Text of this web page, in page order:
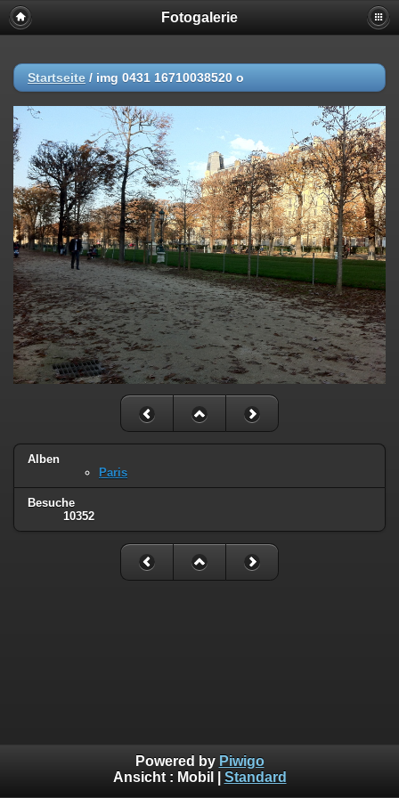
Fotogalerie
Startseite / img 0431 16710038520 o
Alben
Paris
Besuche
10352
Powered by Piwigo
Ansicht : Mobil Standard